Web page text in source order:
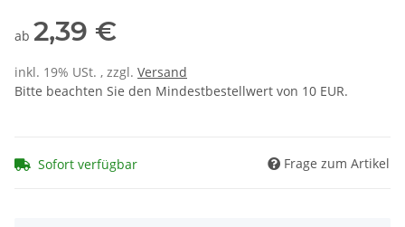
ab 2,39 €
inkl. 19% USt. , zzgl. Versand
Bitte beachten Sie den Mindestbestellwert von 10 EUR.
Sofort verfügbar Frage zum Artikel